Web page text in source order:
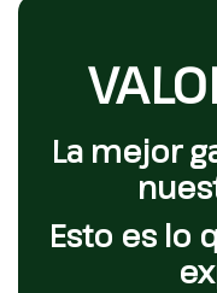
La mejor
Esto es lo